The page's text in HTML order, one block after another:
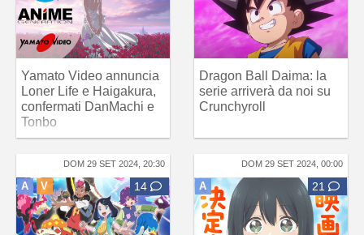
Yamato Video annuncia
Loner Life e Haigakura,
confermati DanMachi e
Tonbo
Dragon Ball Daima: la
serie arriverà da noi su
Crunchyroll
DOM 29 SET 2024, 20:30
A V 14
DOM 29 SET 2024, 00:00
A 21